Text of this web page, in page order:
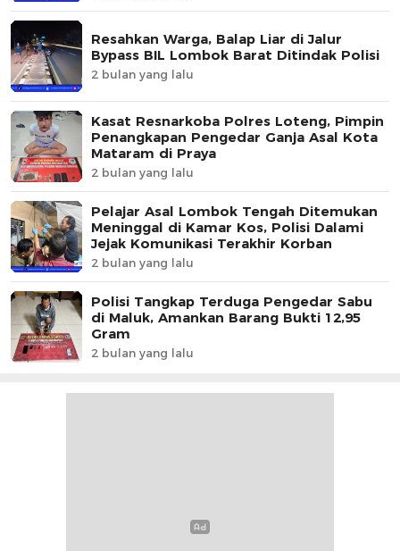
Resahkan Warga, Balap Liar di Jalur
Bypass BIL Lombok Barat Ditindak Polisi
2 bulan yang lalu
Kasat Resnarkoba Polres Loteng, Pimpin
Penangkapan Pengedar Ganja Asal Kota
Mataram di Praya
2 bulan yang lalu
Pelajar Asal Lombok Tengah Ditemukan
Meninggal di Kamar Kos, Polisi Dalami
Jejak Komunikasi Terakhir Korban
2 bulan yang lalu
Polisi Tangkap Terduga Pengedar Sabu
di Maluk, Amankan Barang Bukti 12,95
Gram
2 bulan yang lalu